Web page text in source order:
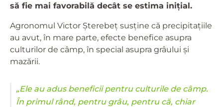
să fie mai favorabilă decât se estima inițial.
Agronomul Victor Șterebeț susține că precipitațiile
au avut, în mare parte, efecte benefice asupra
culturilor de câmp, în special asupra grâului și
mazării.
„Ele au adus beneficii pentru culturile de câmp.
În primul rând, pentru grâu, pentru că, chiar